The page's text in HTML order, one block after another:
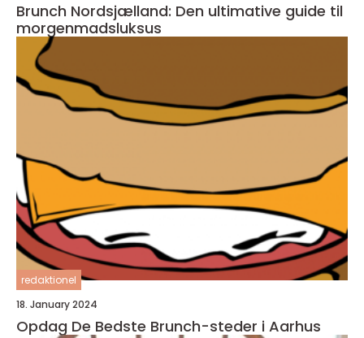
Brunch Nordsjælland: Den ultimative guide til
morgenmadsluksus
redaktionel
18. January 2024
Opdag De Bedste Brunch-steder i Aarhus